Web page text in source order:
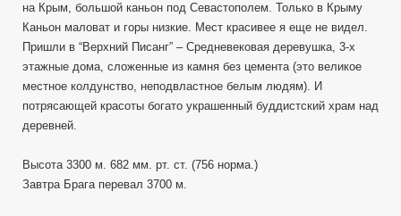
на Крым, большой каньон под Севастополем. Только в Крыму
Каньон маловат и горы низкие. Мест красивее я еще не видел.
Пришли в “Верхний Писанг” – Средневековая деревушка, 3-х
этажные дома, сложенные из камня без цемента (это великое
местное колдунство, неподвластное белым людям). И
потрясающей красоты богато украшенный буддистский храм над
деревней.
Высота 3300 м. 682 мм. рт. ст. (756 норма.)
Завтра Брага перевал 3700 м.